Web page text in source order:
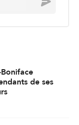
de ses
artistique au
Riding